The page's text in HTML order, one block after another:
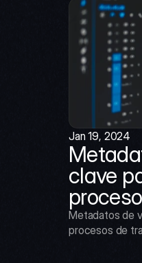
Jan 19, 2024
clave
Metadatos de
procesos de